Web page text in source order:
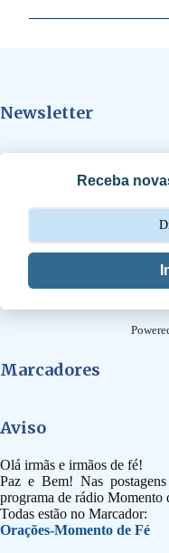
á
s
Newsletter
Receba
Marcadores
Aviso
Olá irmãs e irmãos de fé!
Paz e Bem! Nas
programa de rádio Momento
Todas estão no Marcador:
Orações-Momento de Fé